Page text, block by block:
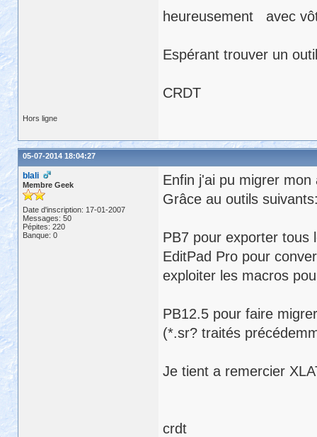
heureusement avec
Espérant trouver un
CRDT
Hors ligne
05-07-2014 18:04:27
blali
Membre Geek
Date d'inscription: 17-01-2007
Messages: 50
Pépites: 220
Banque: 0
Enfin j'ai pu migrer
Grâce au outils
PB7 pour exporter tous
EditPad Pro pour
exploiter les macros
PB12.5 pour faire
(*.sr? traités
Je tient a remercier
crdt